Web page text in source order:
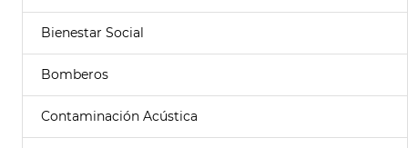
Bienestar Social
Bomberos
Contaminación Acústica